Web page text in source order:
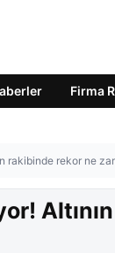
Firma
rakibinde rekor ne